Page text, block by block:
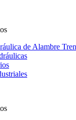
de Alambre